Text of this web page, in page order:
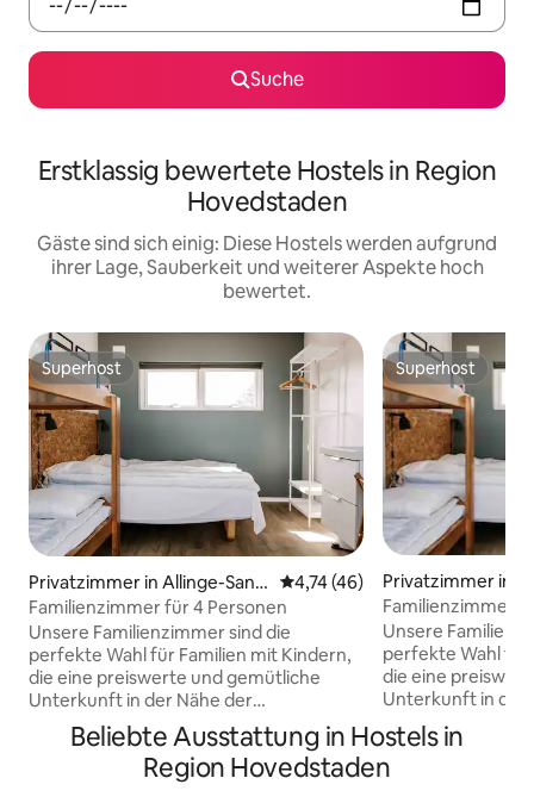
Suche
Erstklassig bewertete Hostels in Region
Hovedstaden
Gäste sind sich einig: Diese Hostels werden aufgrund
ihrer Lage, Sauberkeit und weiterer Aspekte hoch
bewertet.
Superhost
Superhost
Privatzimmer in Allinge-Sand
vig
Durchschnittliche Bewertung:
4,74 (46)
Familienzimmer für 4 Personen
Unsere Familienzimmer sind die
perfekte Wahl für Familien mit Kindern,
die eine preiswerte und gemütliche
Unterkunft in der Nähe der
atemberaubenden Natur von Nord-
Bornholm suchen. Die Zimmer befinden
sich entweder im stimmungsvollen
Anbau im Innenhof oder im ersten Stock
Superhost
Superhost
Privatzimmer in
vig
Familienzimmer
Unsere
perfekte Wahl für
die eine
Unterkunft in der
Bornholm
sich entweder im
Beliebte Ausstattung in Hostels in
Region Hovedstaden